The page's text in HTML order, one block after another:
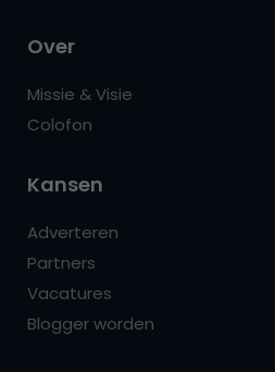
Over
Missie & Visie
Colofon
Kansen
Adverteren
Partners
Vacatures
Blogger worden